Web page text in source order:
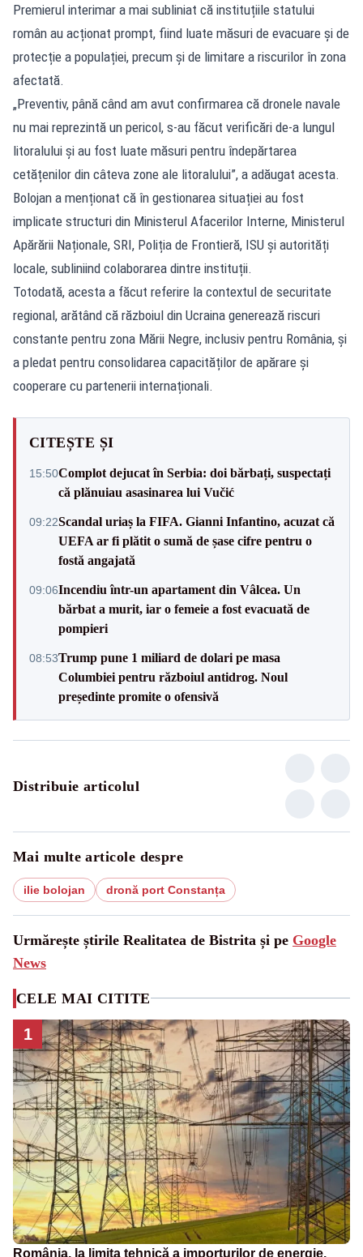
Premierul interimar a mai subliniat că instituțiile statului
român au acționat prompt, fiind luate măsuri de evacuare și de
protecție a populației, precum și de limitare a riscurilor în zona
afectată.
„Preventiv, până când am avut confirmarea că dronele navale
nu mai reprezintă un pericol, s-au făcut verificări de-a lungul
litoralului și au fost luate măsuri pentru îndepărtarea
cetățenilor din câteva zone ale litoralului”, a adăugat acesta.
Bolojan a menționat că în gestionarea situației au fost
implicate structuri din Ministerul Afacerilor Interne, Ministerul
Apărării Naționale, SRI, Poliția de Frontieră, ISU și autorități
locale, subliniind colaborarea dintre instituții.
Totodată, acesta a făcut referire la contextul de securitate
regional, arătând că războiul din Ucraina generează riscuri
constante pentru zona Mării Negre, inclusiv pentru România, și
a pledat pentru consolidarea capacităților de apărare și
cooperare cu partenerii internaționali.
CITEȘTE ȘI
15:50Complot dejucat în Serbia: doi bărbați, suspectați
că plănuiau asasinarea lui Vučić
09:22Scandal uriaș la FIFA. Gianni Infantino, acuzat că
UEFA ar fi plătit o sumă de șase cifre pentru o
fostă angajată
09:06Incendiu într-un apartament din Vâlcea. Un
bărbat a murit, iar o femeie a fost evacuată de
pompieri
08:53Trump pune 1 miliard de dolari pe masa
Columbiei pentru războiul antidrog. Noul
președinte promite o ofensivă
Distribuie articolul
Mai multe articole despre
ilie bolojan dronă port Constanța
Urmărește știrile Realitatea de Bistrita și pe Google
News
CELE MAI CITITE
1
România, la limita tehnică a importurilor de energie.